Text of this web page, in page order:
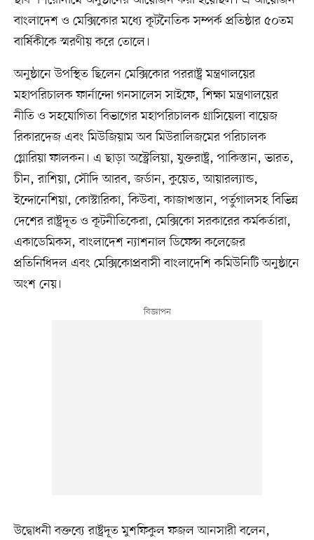
বাংলাদেশ ও মেক্সিকোর মধ্যে কূটনৈতিক সম্পর্ক প্রতিষ্ঠার ৫০তম
বার্ষিকীকে স্মরণীয় করে তোলে।
অনুষ্ঠানে উপস্থিত ছিলেন মেক্সিকোর পররাষ্ট্র মন্ত্রণালয়ের
মহাপরিচালক ফার্নান্দো গনসালেস সাইফে, শিক্ষা মন্ত্রণালয়ের
নীতি ও সহযোগিতা বিভাগের মহাপরিচালক গ্রাসিয়েলা বায়েজ
রিকারদেজ এবং মিউজিয়াম অব মিউরালিজমের পরিচালক
গ্লোরিয়া ফালকন। এ ছাড়া অস্ট্রেলিয়া, যুক্তরাষ্ট্র, পাকিস্তান, ভারত,
চীন, রাশিয়া, সৌদি আরব, জর্ডান, কুয়েত, আয়ারল্যান্ড,
ইন্দোনেশিয়া, কোস্টারিকা, কিউবা, কাজাখস্তান, পর্তুগালসহ বিভিন্ন
দেশের রাষ্ট্রদূত ও কূটনীতিকেরা, মেক্সিকো সরকারের কর্মকর্তারা,
একাডেমিকস, বাংলাদেশ ন্যাশনাল ডিফেন্স কলেজের
প্রতিনিধিদল এবং মেক্সিকোপ্রবাসী বাংলাদেশি কমিউনিটি অনুষ্ঠানে
অংশ নেয়।
উদ্বোধনী বক্তব্যে রাষ্ট্রদূত মুশফিকুল ফজল আনসারী বলেন,